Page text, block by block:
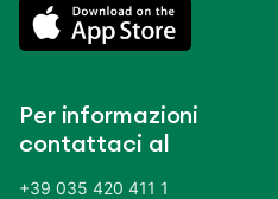
Per informazioni
contattaci al
+39 035 420 411 1